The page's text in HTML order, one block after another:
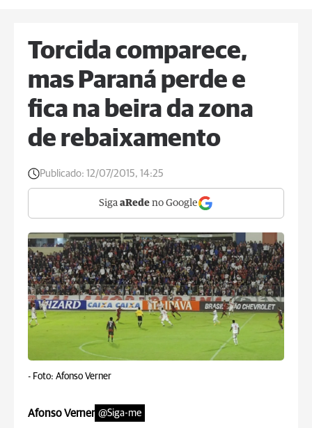
Torcida comparece,
mas Paraná perde e
fica na beira da zona
de rebaixamento
Publicado: 12/07/2015, 14:25
Siga aRede no Google
- Foto: Afonso Verner
Afonso Verner @Siga-me